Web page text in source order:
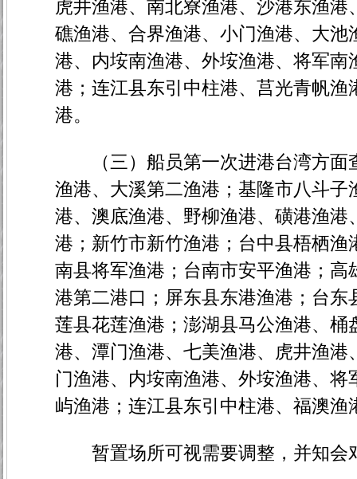
虎井渔港、南北寮渔港、沙港东渔
礁渔港、合界渔港、小门渔港、大
港、内垵南渔港、外垵渔港、将军
港；连江县东引中柱港、莒光青帆
港。
（三）船员第一次进港台湾方面
渔港、大溪第二渔港；基隆市八斗子
港、澳底渔港、野柳渔港、磺港渔
港；新竹市新竹渔港；台中县梧栖
南县将军渔港；台南市安平渔港；
港第二港口；屏东县东港渔港；台
莲县花莲渔港；澎湖县马公渔港、
港、潭门渔港、七美渔港、虎井渔
门渔港、内垵南渔港、外垵渔港、
屿渔港；连江县东引中柱港、福澳渔
暂置场所可视需要调整，并知会